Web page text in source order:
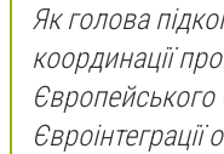
Як голова
координації